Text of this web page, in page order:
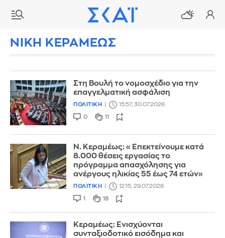
ΝΙΚΗ ΚΕΡΑΜΕΩΣ
Στη Βουλή το νομοσχέδιο για την
επαγγελματική ασφάλιση
ΠΟΛΙΤΙΚΗ 15:57, 30.07.2026
0 11
Ν. Κεραμέως: «Επεκτείνουμε κατά
8.000 θέσεις εργασίας το
πρόγραμμα απασχόλησης για
ανέργους ηλικίας 55 έως 74 ετών»
ΠΟΛΙΤΙΚΗ 12:15, 29.07.2026
1 18
Κεραμέως: Ενισχύονται
συνταξιοδοτικό εισόδημα και